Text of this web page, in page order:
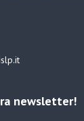
newsletter!